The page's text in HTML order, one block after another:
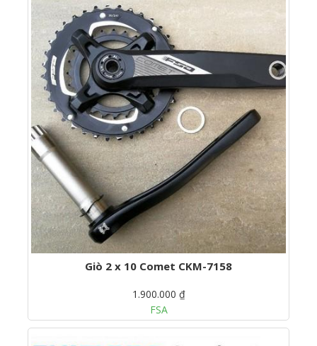
Giò 2 x 10 Comet CKM-7158
1.900.000 ₫
FSA